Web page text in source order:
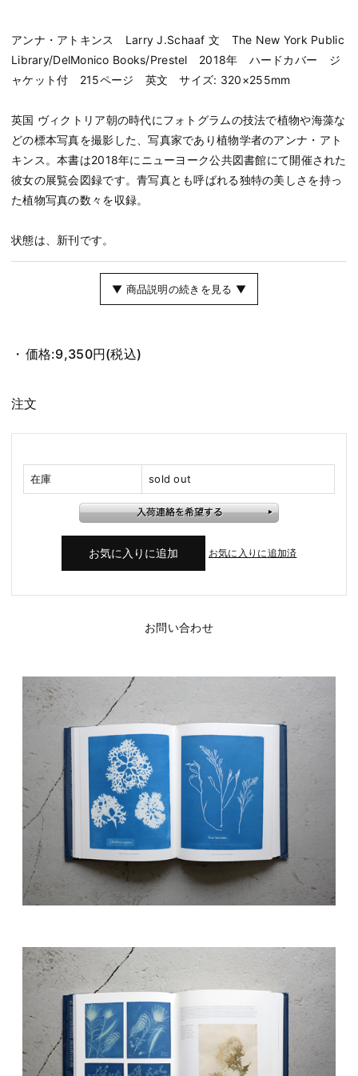
アンナ・アトキンス Larry J.Schaaf 文 The New York Public
Library/DelMonico Books/Prestel 2018年 ハードカバー ジ
ャケット付 215ページ 英文 サイズ: 320×255mm
英国 ヴィクトリア朝の時代にフォトグラムの技法で植物や海藻な
どの標本写真を撮影した、写真家であり植物学者のアンナ・アト
キンス。本書は2018年にニューヨーク公共図書館にて開催された
彼女の展覧会図録です。青写真とも呼ばれる独特の美しさを持っ
た植物写真の数々を収録。
状態は、新刊です。
▼ 商品説明の続きを見る ▼
価格:9,350円(税込)
注文
在庫 sold out
お気に入りに追加済
お問い合わせ